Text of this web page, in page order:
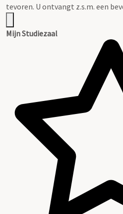
tevoren. U ontvangt z.s.m. een
Mijn Studiezaal